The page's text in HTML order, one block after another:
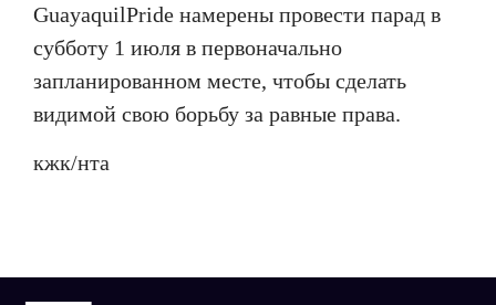
GuayaquilPride намерены провести парад в
субботу 1 июля в первоначально
запланированном месте, чтобы сделать
видимой свою борьбу за равные права.
кжк/нта